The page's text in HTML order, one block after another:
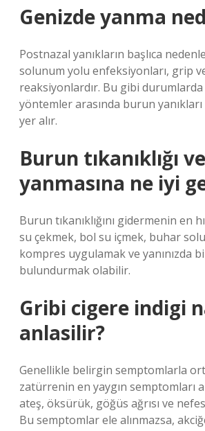
Genizde yanma
Postnazal yanıkların başlıca
solunum yolu enfeksiyonları, grip
reaksiyonlardır. Bu gibi
yöntemler arasında burun yanıkları
yer alır.
Burun tıkanıklığı ve
yanmasına ne iyi
Burun tıkanıklığını gidermenin en
su çekmek, bol su içmek, buhar
kompres uygulamak ve yanınızda
bulundurmak olabilir.
Gribi cigere indigi
anlasilir?
Genellikle belirgin semptomlarla
zatürrenin en yaygın semptomları
ateş, öksürük, göğüs ağrısı ve
Bu semptomlar ele alınmazsa,